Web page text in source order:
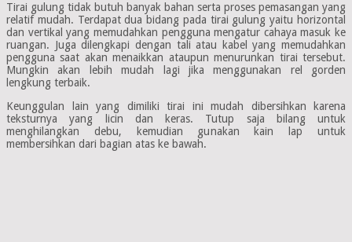
Tirai gulung tidak butuh banyak bahan serta proses pemasangan yang
relatif mudah. Terdapat dua bidang pada tirai gulung yaitu horizontal
dan vertikal yang memudahkan pengguna mengatur cahaya masuk ke
ruangan. Juga dilengkapi dengan tali atau kabel yang memudahkan
pengguna saat akan menaikkan ataupun menurunkan tirai tersebut.
Mungkin akan lebih mudah lagi jika menggunakan rel gorden
lengkung terbaik.
Keunggulan lain yang dimiliki tirai ini mudah dibersihkan karena
teksturnya yang licin dan keras. Tutup saja bilang untuk
menghilangkan debu, kemudian gunakan kain lap untuk
membersihkan dari bagian atas ke bawah.